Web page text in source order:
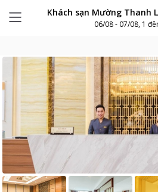
Khách sạn Mường Thanh
06/08 - 07/08, 1